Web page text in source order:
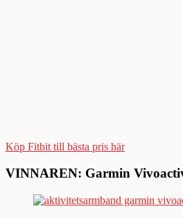
Köp Fitbit till bästa pris här
VINNAREN: Garmin